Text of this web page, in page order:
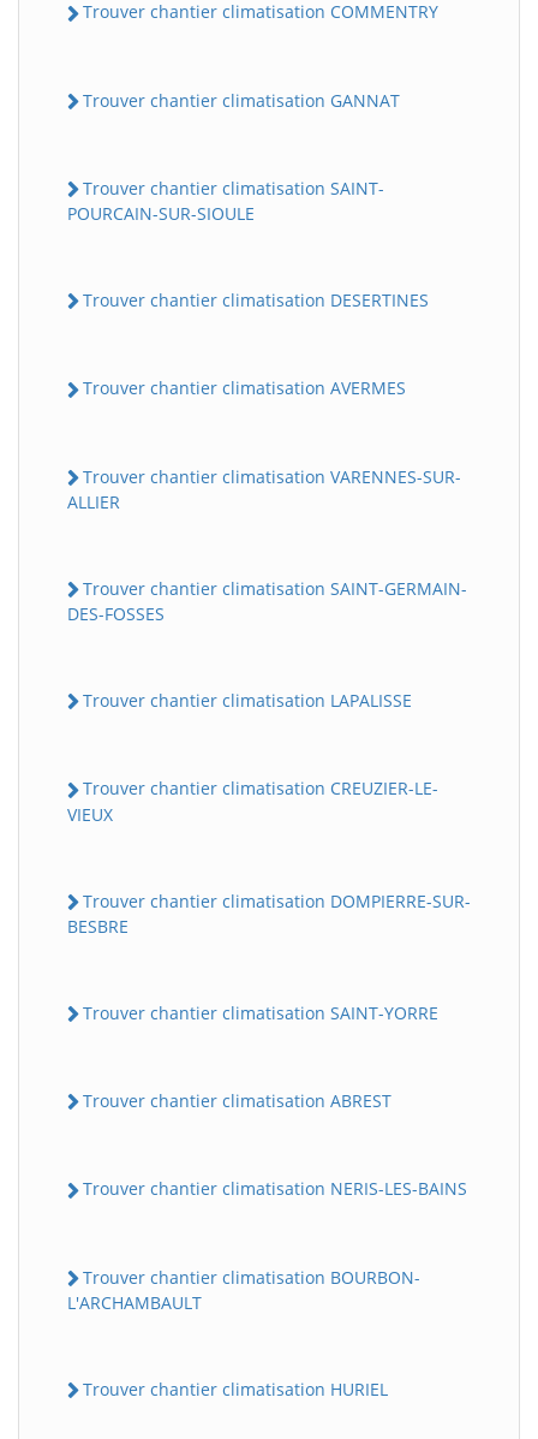
Trouver chantier climatisation COMMENTRY
Trouver chantier climatisation GANNAT
Trouver chantier climatisation SAINT-
POURCAIN-SUR-SIOULE
Trouver chantier climatisation DESERTINES
Trouver chantier climatisation AVERMES
Trouver chantier climatisation VARENNES-SUR-
ALLIER
Trouver chantier climatisation SAINT-GERMAIN-
DES-FOSSES
Trouver chantier climatisation LAPALISSE
Trouver chantier climatisation CREUZIER-LE-
VIEUX
Trouver chantier climatisation DOMPIERRE-SUR-
BESBRE
Trouver chantier climatisation SAINT-YORRE
Trouver chantier climatisation ABREST
Trouver chantier climatisation NERIS-LES-BAINS
Trouver chantier climatisation BOURBON-
L'ARCHAMBAULT
Trouver chantier climatisation HURIEL